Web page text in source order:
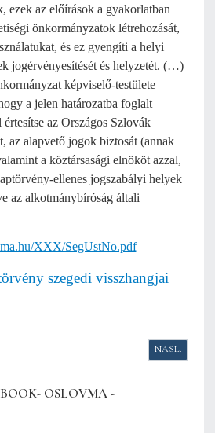
ezek az előírások a gyakorlatban
önkormányzatok létrehozását,
és ez gyengíti a helyi
jogérvényesítését és helyzetét. (…)
képviselő-testülete
a jelen határozatba foglalt
az Országos Szlovák
az alapvető jogok biztosát (annak
a köztársasági elnököt azzal,
ellenes jogszabályi helyek
az alkotmánybíróság általi
XXX/SegUstNo.pdf
szegedi visszhangjai
OMBUDSMAN SA OBRÁTIL NA ÚSTAVNÝ
NASL.
OSLOVMA -